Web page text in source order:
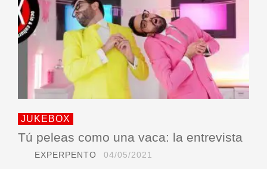
JUKEBOX
Tú peleas como una vaca: la entrevista
EXPERPENTO 04/05/2021